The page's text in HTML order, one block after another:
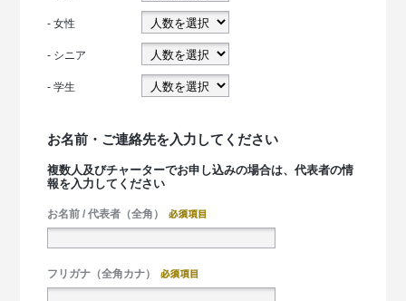
- 女性
- シニア
- 学生
お名前・ご連絡先を入力してください
複数人及びチャーターでお申し込みの場合は、代表者の情
報を入力してください
お名前 / 代表者（全角）
フリガナ（全角カナ）